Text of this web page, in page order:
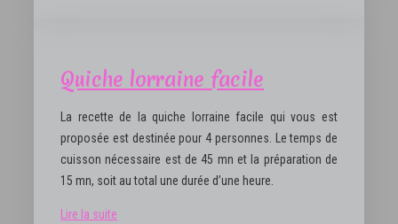
Quiche lorraine facile
La recette de la quiche lorraine facile qui vous est
proposée est destinée pour 4 personnes. Le temps de
cuisson nécessaire est de 45 mn et la préparation de
15 mn, soit au total une durée d’une heure.
Lire la suite